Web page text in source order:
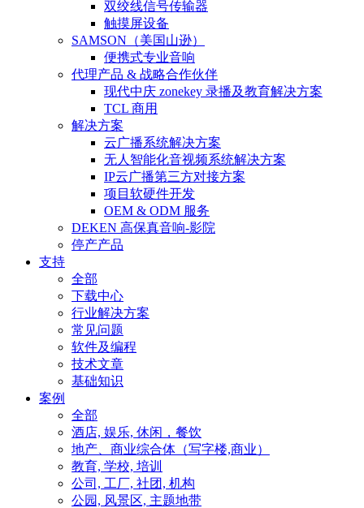
双绞线信号传输器
触摸屏设备
SAMSON（美国山逊）
便携式专业音响
代理产品 & 战略合作伙伴
现代中庆 zonekey 录播及教育解决方案
TCL 商用
解决方案
云广播系统解决方案
无人智能化音视频系统解决方案
IP云广播第三方对接方案
项目软硬件开发
OEM & ODM 服务
DEKEN 高保真音响-影院
停产产品
支持
全部
下载中心
行业解决方案
常见问题
软件及编程
技术文章
基础知识
案例
全部
酒店, 娱乐, 休闲，餐饮
地产、商业综合体（写字楼,商业）
教育, 学校, 培训
公司, 工厂, 社团, 机构
公园, 风景区, 主题地带